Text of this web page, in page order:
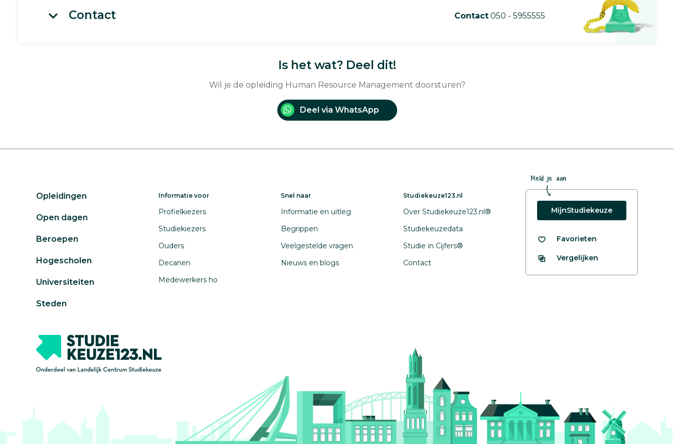
Contact Contact 050 - 5955555
Is het wat? Deel dit!
Wil je de opleiding Human Resource Management doorsturen?
Deel via WhatsApp
Opleidingen
Open dagen
Beroepen
Hogescholen
Universiteiten
Steden
Informatie voor
Profielkiezers
Studiekiezers
Ouders
Decanen
Medewerkers ho
Snel naar
Informatie en uitleg
Begrippen
Veelgestelde vragen
Nieuws en blogs
Studiekeuze123.nl
Over Studiekeuze123.nl®
Studiekeuzedata
Studie in Cijfers®
Contact
Meld je aan
MijnStudiekeuze
Favorieten
Vergelijken